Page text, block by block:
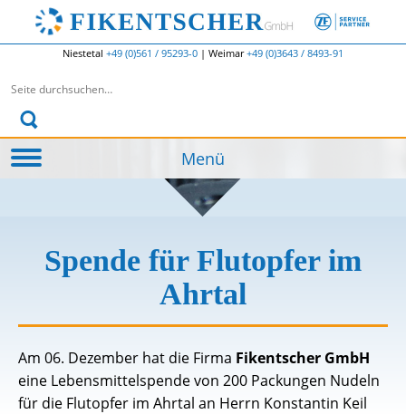
Niestetal +49 (0)561 / 95293-0 | Weimar+49 (0)3643 / 8493-91
Suchen nach:
Menü
Spende für Flutopfer im
Ahrtal
Am 06. Dezember hat die Firma Fikentscher GmbH
eine Lebensmittelspende von 200 Packungen Nudeln
für die Flutopfer im Ahrtal an Herrn Konstantin Keil